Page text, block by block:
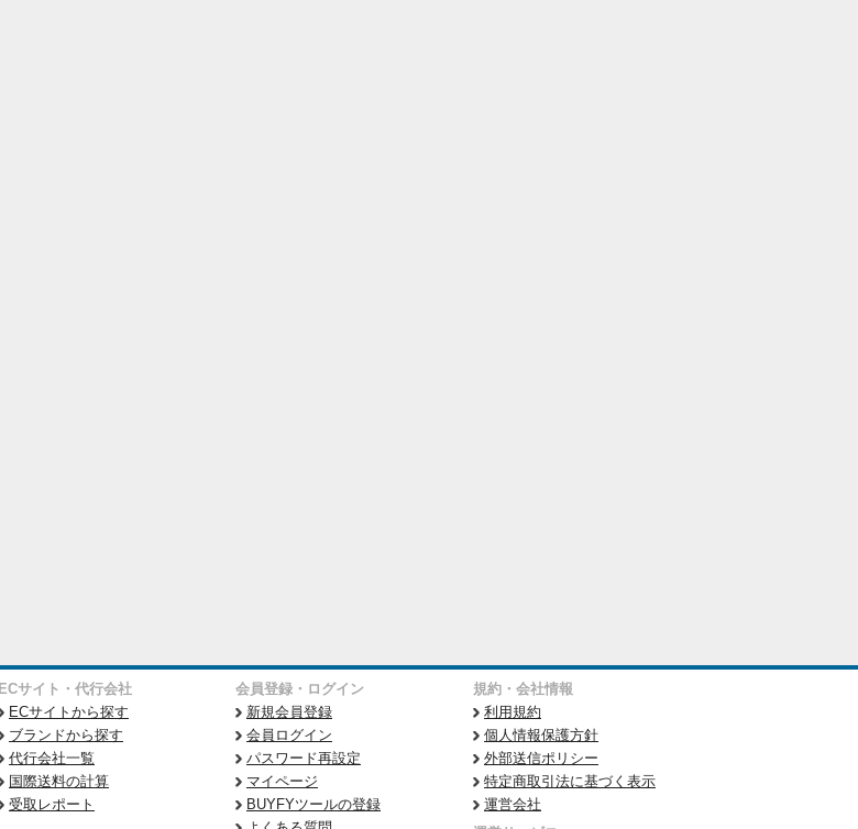
ECサイト・代行会社
ECサイトから探す
ブランドから探す
代行会社一覧
国際送料の計算
受取レポート
会員登録・ログイン
新規会員登録
会員ログイン
パスワード再設定
マイページ
BUYFYツールの登録
規約・会社情報
利用規約
個人情報保護方針
外部送信ポリシー
特定商取引法に基づく表示
運営会社